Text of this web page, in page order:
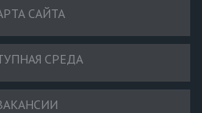
САЙТА
СРЕДА